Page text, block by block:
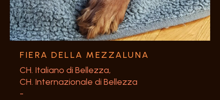
FIERA DELLA MEZZALUNA
CH. Italiano di Bellezza,
CH. Internazionale di Bellezza
-